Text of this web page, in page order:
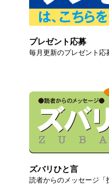
プレゼント応募
毎月更新のプレゼント応
ズバリひと言
読者からのメッセージ「